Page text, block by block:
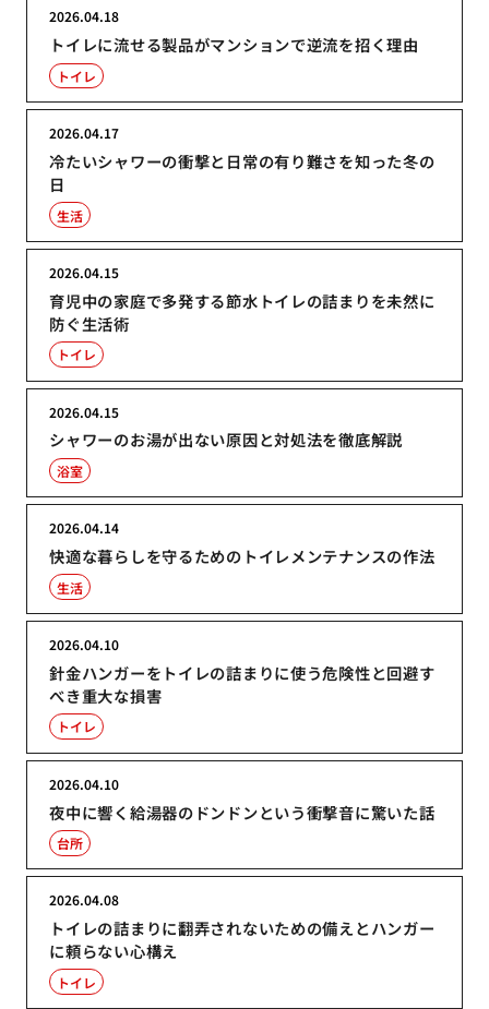
トイレに流せる製品がマンションで逆流を招く理由
2026.04.18
トイレ
冷たいシャワーの衝撃と日常の有り難さを知った冬の
日
2026.04.17
生活
育児中の家庭で多発する節水トイレの詰まりを未然に
防ぐ生活術
2026.04.15
トイレ
シャワーのお湯が出ない原因と対処法を徹底解説
2026.04.15
浴室
快適な暮らしを守るためのトイレメンテナンスの作法
2026.04.14
生活
針金ハンガーをトイレの詰まりに使う危険性と回避す
べき重大な損害
2026.04.10
トイレ
夜中に響く給湯器のドンドンという衝撃音に驚いた話
2026.04.10
台所
トイレの詰まりに翻弄されないための備えとハンガー
に頼らない心構え
2026.04.08
トイレ